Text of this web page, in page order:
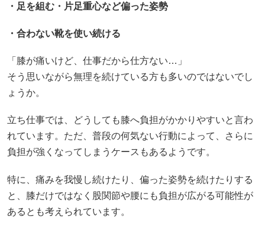
・足を組む・片足重心など偏った姿勢
・合わない靴を使い続ける
「膝が痛いけど、仕事だから仕方ない…」
そう思いながら無理を続けている方も多いのではないでし
ょうか。
立ち仕事では、どうしても膝へ負担がかかりやすいと言わ
れています。ただ、普段の何気ない行動によって、さらに
負担が強くなってしまうケースもあるようです。
特に、痛みを我慢し続けたり、偏った姿勢を続けたりする
と、膝だけではなく股関節や腰にも負担が広がる可能性が
あるとも考えられています。